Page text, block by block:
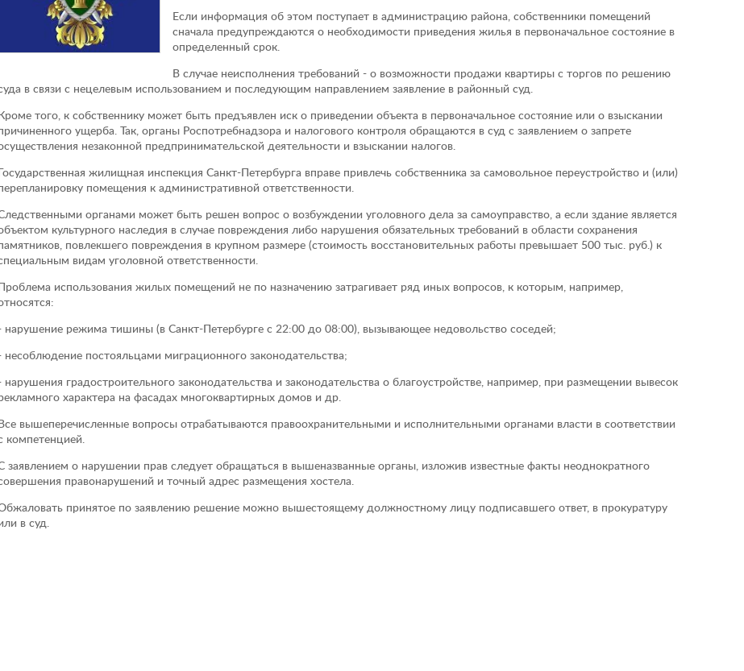
Если информация об этом поступает в администрацию района, собственники помещений
сначала предупреждаются о необходимости приведения жилья в первоначальное состояние в
определенный срок.
В случае неисполнения требований - о возможности продажи квартиры с торгов по решению
в связи с нецелевым использованием и последующим направлением заявление в районный суд.
того, к собственнику может быть предъявлен иск о приведении объекта в первоначальное состояние или о взыскании
ущерба. Так, органы Роспотребнадзора и налогового контроля обращаются в суд с заявлением о запрете
незаконной предпринимательской деятельности и взыскании налогов.
жилищная инспекция Санкт-Петербурга вправе привлечь собственника за самовольное переустройство и (или)
помещения к административной ответственности.
органами может быть решен вопрос о возбуждении уголовного дела за самоуправство, а если здание является
культурного наследия в случае повреждения либо нарушения обязательных требований в области сохранения
повлекшего повреждения в крупном размере (стоимость восстановительных работы превышает 500 тыс. руб.) к
видам уголовной ответственности.
использования жилых помещений не по назначению затрагивает ряд иных вопросов, к которым, например,
нарушение режима тишины (в Санкт-Петербурге с 22:00 до 08:00), вызывающее недовольство соседей;
несоблюдение постояльцами миграционного законодательства;
нарушения градостроительного законодательства и законодательства о благоустройстве, например, при размещении вывесок
характера на фасадах многоквартирных домов и др.
вышеперечисленные вопросы отрабатываются правоохранительными и исполнительными органами власти в соответствии
компетенцией.
заявлением о нарушении прав следует обращаться в вышеназванные органы, изложив известные факты неоднократного
правонарушений и точный адрес размещения хостела.
принятое по заявлению решение можно вышестоящему должностному лицу подписавшего ответ, в прокуратуру
в суд.